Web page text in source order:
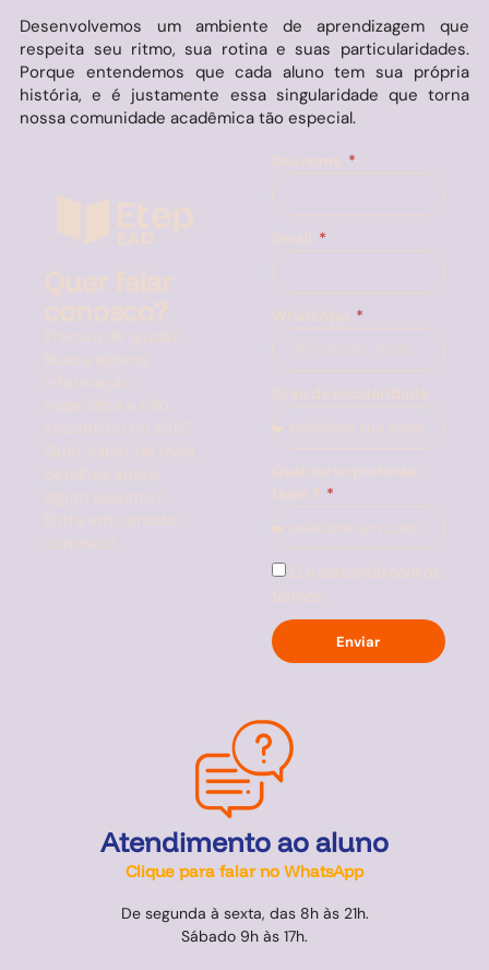
Desenvolvemos um ambiente de aprendizagem que
respeita seu ritmo, sua rotina e suas particularidades.
Porque entendemos que cada aluno tem sua própria
história, e é justamente essa singularidade que torna
nossa comunidade acadêmica tão especial.
Enviar
Atendimento ao aluno
Clique para falar no WhatsApp
De segunda à sexta, das 8h às 21h.
Sábado 9h às 17h.